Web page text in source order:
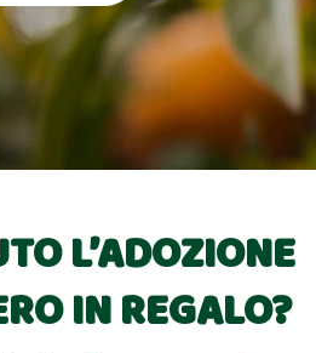
L’ADOZIONE
IN REGALO?